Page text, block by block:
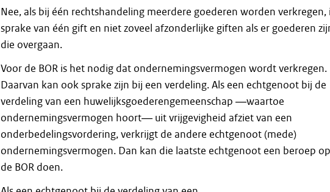
Nee, als bij één rechtshandeling meerdere goederen worden verkregen,
sprake van één gift en niet zoveel afzonderlijke giften als er goederen
die overgaan.
Voor de BOR is het nodig dat ondernemingsvermogen wordt verkregen.
Daarvan kan ook sprake zijn bij een verdeling. Als een echtgenoot bij de
verdeling van een huwelijksgoederengemeenschap ―waartoe
ondernemingsvermogen hoort― uit vrijgevigheid afziet van een
onderbedelingsvordering, verkrijgt de andere echtgenoot (mede)
ondernemingsvermogen. Dan kan die laatste echtgenoot een beroep op
de BOR doen.